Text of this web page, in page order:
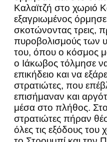
Καλαϊτζή στο χωριό
εξαγριωμένος όρμησε
σκοτώνοντας τρεις,
πυροβολισμούς των
του, όπου ο κόσμος
ο Ιάκωβος τόλμησε
επικήδειο και να
στρατιώτες, που
επισήμαναν και
μέσα στο πλήθος.
στρατιώτες πήραν
όλες τις εξόδους του